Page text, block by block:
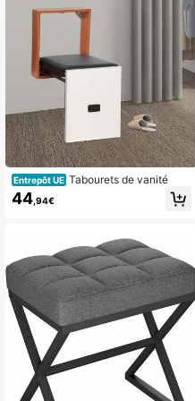
Entrepôt UE Tabourets de vanité
44 ,94€